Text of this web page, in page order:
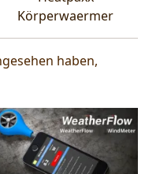
Körperwaermer
haben,